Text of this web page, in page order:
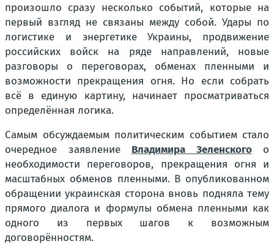
произошло сразу несколько событий, которые на
первый взгляд не связаны между собой. Удары по
логистике и энергетике Украины, продвижение
российских войск на ряде направлений, новые
разговоры о переговорах, обменах пленными и
возможности прекращения огня. Но если собрать
всё в единую картину, начинает просматриваться
определённая логика.
Самым обсуждаемым политическим событием стало
очередное заявление Владимира Зеленскогоо
необходимости переговоров, прекращения огня и
масштабных обменов пленными. В опубликованном
обращении украинская сторона вновь подняла тему
прямого диалога и формулы обмена пленными как
одного из первых шагов к возможным
договорённостям.